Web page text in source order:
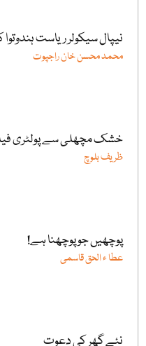
نیپال سیکولر ریاست
محمد محسن خان راجپوت
خشک مچھلی سے پولٹری
ظریف بلوچ
پوچھیں جو پوچھنا ہے!
عطا ء الحق قاسمی
نئے گھر کی دعوت